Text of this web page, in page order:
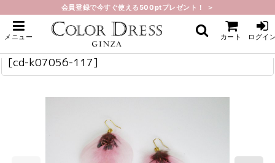
会員登録で今すぐ使える500ptプレゼント！ ＞
メニュー カート ログイ
ホーム > ジュエリー > [ジュエリー]ピンクフェザー・羽根・フックピアス
[ジュエリー]ピンクフェザー・羽根・フックピアス
[cd-k07056-117]